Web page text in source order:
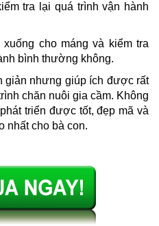
tra lại quá trình vận hành
cho máng và kiểm tra
bình thường không.
giản nhưng giúp ích được rất
chăn nuôi gia cầm. Không
triển được tốt, đẹp mã và
nhất cho bà con.